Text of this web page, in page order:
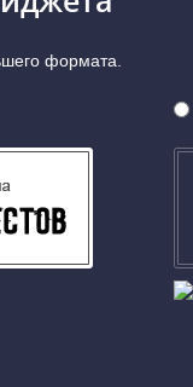
формата.